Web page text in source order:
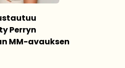
Perryn
MM-avauksen